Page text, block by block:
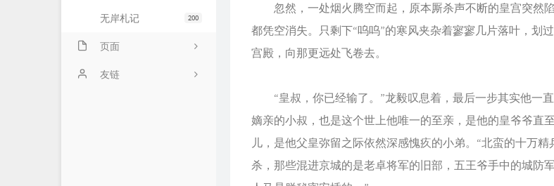
200
无岸札记
页面
友情链接
友链
忽然，一处烟火腾空而起，原本厮杀声不断的皇宫突然
都凭空消失。只剩下“呜呜”的寒风夹杂着寥寥几片落叶，划
宫殿，向那更远处飞卷去。
“皇叔，你已经输了。”龙毅叹息着，最后一步其实他一
嫡亲的小叔，也是这个世上他唯一的至亲，是他的皇爷爷直
儿，是他父皇弥留之际依然深感愧疚的小弟。“北蛮的十万
杀，那些混进京城的是老卓将军的旧部，五王爷手中的城防